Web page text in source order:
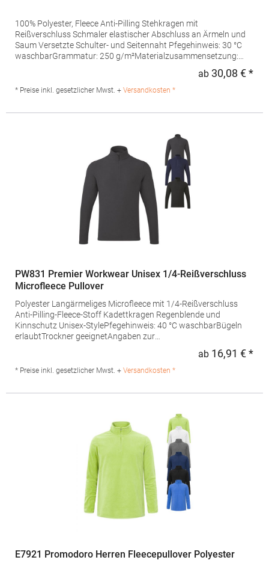
100% Polyester, Fleece Anti-Pilling Stehkragen mit
Reißverschluss Schmaler elastischer Abschluss an Ärmeln und
Saum Versetzte Schulter- und Seitennaht Pfegehinweis: 30 °C
waschbarGrammatur: 250 g/m²Materialzusammensetzung:
7925Hersteller: Promodoro Fashion GmbH Am Gatherhof 57
40472 Düsseldorf Deutschland E-Mail: info@promodoro.de
ab 30,08 € *
* Preise inkl. gesetzlicher Mwst. + Versandkosten *
PW831 Premier Workwear Unisex 1/4-Reißverschluss
Microfleece Pullover
Polyester Langärmeliges Microfleece mit 1/4-Reißverschluss
Anti-Pilling-Fleece-Stoff Kadettkragen Regenblende und
Kinnschutz Unisex-StylePfegehinweis: 40 °C waschbarBügeln
erlaubtTrockner geeignetAngaben zur
Clothing Ltd, President Kennedylaan 19, Office 3.39, 2517 JK's
Gravenhage, NiederlandeE-Mail:
ab 16,91 € *
* Preise inkl. gesetzlicher Mwst. + Versandkosten *
E7921 Promodoro Herren Fleecepullover Polyester